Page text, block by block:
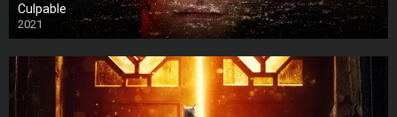
Culpable
2021